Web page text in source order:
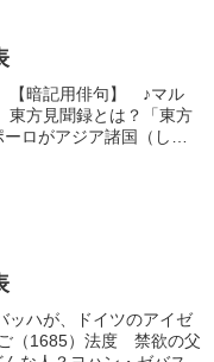
【暗記用俳句】 ♪マル
方見聞録とは？「東方
ロがアジア諸国（しょ
ッハが、ドイツのアイゼ
（1685）法度 禁欲の父